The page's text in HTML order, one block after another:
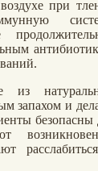
при
из
запахом и
безопасны